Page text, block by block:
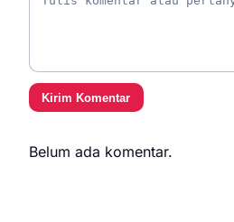
Kirim Komentar
Belum ada komentar.